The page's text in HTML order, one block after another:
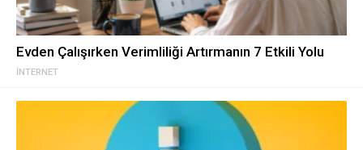
İNTERNET
Evden Çalışırken Verimliliği Artırmanın 7 Etkili Yolu